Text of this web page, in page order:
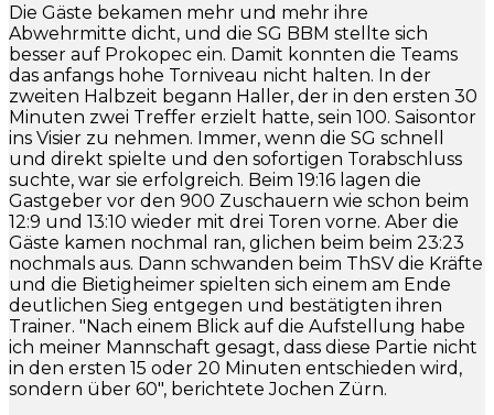
Die Gäste bekamen mehr und mehr ihre
Abwehrmitte dicht, und die SG BBM stellte sich
besser auf Prokopec ein. Damit konnten die Teams
das anfangs hohe Torniveau nicht halten. In der
zweiten Halbzeit begann Haller, der in den ersten 30
Minuten zwei Treffer erzielt hatte, sein 100. Saisontor
ins Visier zu nehmen. Immer, wenn die SG schnell
und direkt spielte und den sofortigen Torabschluss
suchte, war sie erfolgreich. Beim 19:16 lagen die
Gastgeber vor den 900 Zuschauern wie schon beim
12:9 und 13:10 wieder mit drei Toren vorne. Aber die
Gäste kamen nochmal ran, glichen beim beim 23:23
nochmals aus. Dann schwanden beim ThSV die Kräfte
und die Bietigheimer spielten sich einem am Ende
deutlichen Sieg entgegen und bestätigten ihren
Trainer. "Nach einem Blick auf die Aufstellung habe
ich meiner Mannschaft gesagt, dass diese Partie nicht
in den ersten 15 oder 20 Minuten entschieden wird,
sondern über 60", berichtete Jochen Zürn.